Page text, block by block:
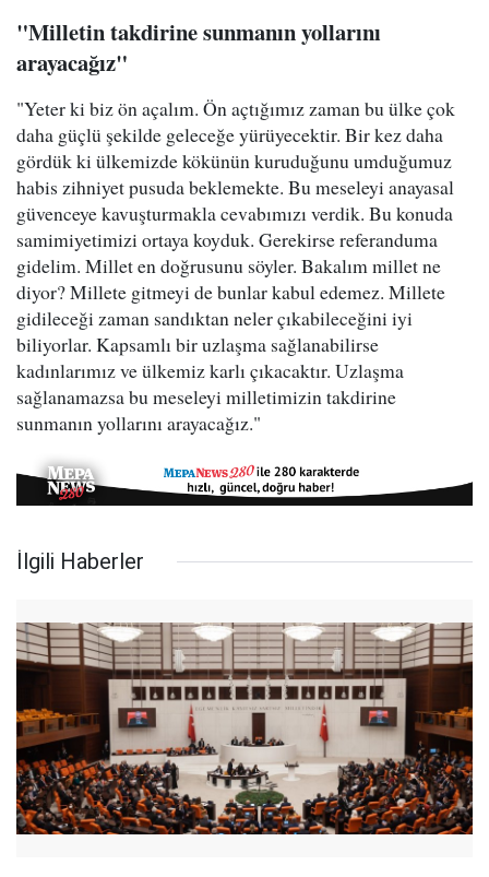
"Milletin takdirine sunmanın yollarını
arayacağız"
"Yeter ki biz ön açalım. Ön açtığımız zaman bu ülke çok
daha güçlü şekilde geleceğe yürüyecektir. Bir kez daha
gördük ki ülkemizde kökünün kuruduğunu umduğumuz
habis zihniyet pusuda beklemekte. Bu meseleyi anayasal
güvenceye kavuşturmakla cevabımızı verdik. Bu konuda
samimiyetimizi ortaya koyduk. Gerekirse referanduma
gidelim. Millet en doğrusunu söyler. Bakalım millet ne
diyor? Millete gitmeyi de bunlar kabul edemez. Millete
gidileceği zaman sandıktan neler çıkabileceğini iyi
biliyorlar. Kapsamlı bir uzlaşma sağlanabilirse
kadınlarımız ve ülkemiz karlı çıkacaktır. Uzlaşma
sağlanamazsa bu meseleyi milletimizin takdirine
sunmanın yollarını arayacağız."
İlgili Haberler